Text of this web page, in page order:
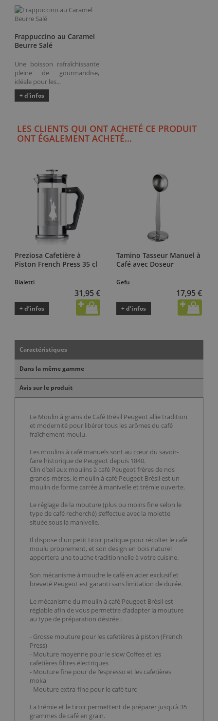
Frappuccino au Caramel
Beurre Salé
Une boisson rafraîchissante
pleine de gourmandise,
idéale pour les...
+ d'infos
LES CLIENTS QUI ONT ACHETÉ CE PRODUIT
ONT ÉGALEMENT ACHETÉ...
Preziosa Cafetière à
Piston French Press 35 cl
Bialetti
31,95 €
+ d’infos
Tamino Tasseur Manuel à
Café avec Doseur
Gefu
17,95 €
+ d’infos
Caractéristiques
Dans la même gamme
Avis sur le produit
Le Moulin à grains de Café Brésil Peugeot allie tradition
et modernité pour libérer tous les arômes du café
fraîchement moulu.
Les moulins à café manuels sont au cœur du savoir-
faire historique de Peugeot depuis 1840.
Clin d’œil aux moulins à café Peugeot frères de nos
grands-mères, le moulin à café Peugeot Brésil est un
moulin de forme carrée à manivelle et trémie ouverte.
Le réglage de la mouture (plus ou moins fine selon le
type de café recherché) s’effectue avec la molette
située sous la manivelle.
Il dispose d'un petit tiroir pratique pour récolter le café
moulu proprement, et son design en bois naturel
apportera une touche traditionnelle à votre cuisine.
Son mécanisme à moudre le café en acier exclusif et
breveté Peugeot est garanti sans limitation de durée.
Le mécanisme du moulin à café Peugeot Brésil est
réglable afin de vous permettre d'adapter la mouture
au type de préparation désirée :
- Grosse mouture pour les cafetières à piston (French
Press)
- Mouture moyenne pour le slow Coffee et les
cafetières filtres électriques
- Mouture fine pour de l'espresso et les cafetières
moka
- Mouture extra-fine pour le café turc
La trémie et le tiroir permettent de préparer jusqu'à 35
grammes de café en grain.